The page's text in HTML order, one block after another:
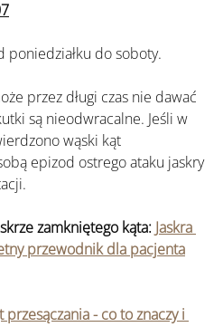
poniedziałku do soboty.
przez długi czas nie dawać
są nieodwracalne. Jeśli w
wąski kąt
epizod ostrego ataku jaskry
zamkniętego kąta: Jaskra
przewodnik dla pacjenta
przesączania - co to znaczy i